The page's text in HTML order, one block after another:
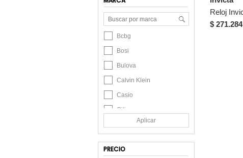
Bcbg
Bosi
Bulova
Calvin Klein
Casio
Citizen
Diesel
Aplicar
PRECIO
$ 271.284